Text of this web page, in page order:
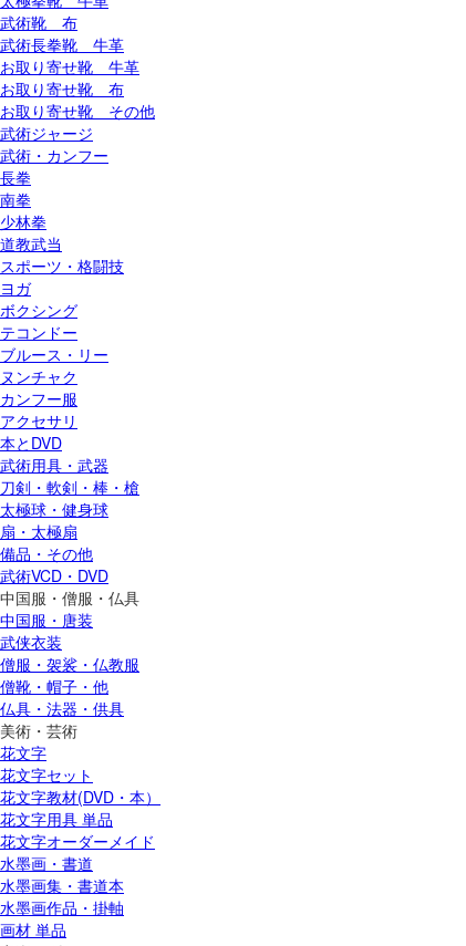
武術靴 布
武術長拳靴 牛革
お取り寄せ靴 牛革
お取り寄せ靴 布
お取り寄せ靴 その他
武術ジャージ
武術・カンフー
長拳
南拳
少林拳
道教武当
スポーツ・格闘技
ヨガ
ボクシング
テコンドー
ブルース・リー
ヌンチャク
カンフー服
アクセサリ
本とDVD
武術用具・武器
刀剣・軟剣・棒・槍
太極球・健身球
扇・太極扇
備品・その他
武術VCD・DVD
中国服・僧服・仏具
中国服・唐装
武侠衣装
僧服・袈裟・仏教服
僧靴・帽子・他
仏具・法器・供具
美術・芸術
花文字
花文字セット
花文字教材(DVD・本）
花文字用具 単品
花文字オーダーメイド
水墨画・書道
水墨画集・書道本
水墨画作品・掛軸
画材 単品